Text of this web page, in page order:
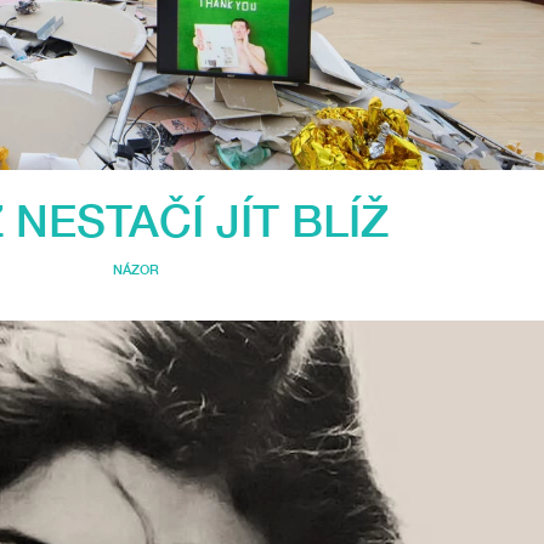
NESTAČÍ JÍT BLÍŽ
NÁZOR